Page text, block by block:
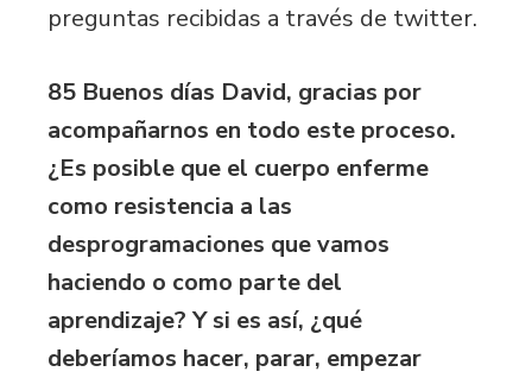
preguntas recibidas a través de twitter.
85 Buenos días David, gracias por
acompañarnos en todo este proceso.
¿Es posible que el cuerpo enferme
como resistencia a las
desprogramaciones que vamos
haciendo o como parte del
aprendizaje? Y si es así, ¿qué
deberíamos hacer, parar, empezar